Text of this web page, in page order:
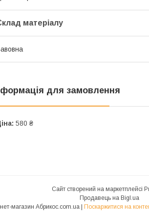
матеріалу
для замовлення
580 ₴
Сайт створений на маркетплейсі
Продавець на Bigl.ua
Поскаржитися на